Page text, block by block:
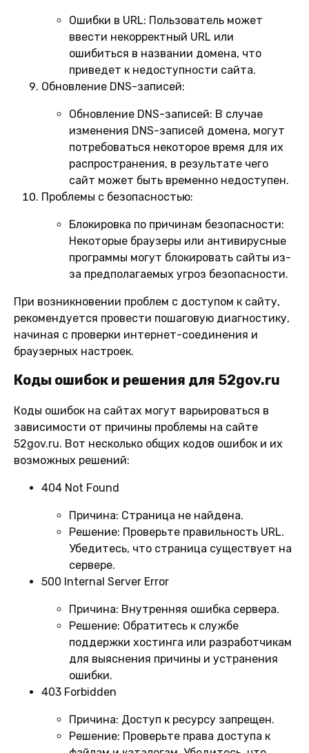
Ошибки в URL: Пользователь может
ввести некорректный URL или
ошибиться в названии домена, что
приведет к недоступности сайта.
Обновление DNS-записей:
Обновление DNS-записей: В случае
изменения DNS-записей домена, могут
потребоваться некоторое время для их
распространения, в результате чего
сайт может быть временно недоступен.
Проблемы с безопасностью:
Блокировка по причинам безопасности:
Некоторые браузеры или антивирусные
программы могут блокировать сайты из-
за предполагаемых угроз безопасности.
При возникновении проблем с доступом к сайту,
рекомендуется провести пошаговую диагностику,
начиная с проверки интернет-соединения и
браузерных настроек.
Коды ошибок и решения для 52gov.ru
Коды ошибок на сайтах могут варьироваться в
зависимости от причины проблемы на сайте
52gov.ru. Вот несколько общих кодов ошибок и их
возможных решений:
404 Not Found
Причина: Страница не найдена.
Решение: Проверьте правильность URL.
Убедитесь, что страница существует на
сервере.
500 Internal Server Error
Причина: Внутренняя ошибка сервера.
Решение: Обратитесь к службе
поддержки хостинга или разработчикам
для выяснения причины и устранения
ошибки.
403 Forbidden
Причина: Доступ к ресурсу запрещен.
Решение: Проверьте права доступа к